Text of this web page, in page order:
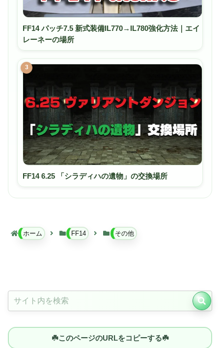
FF14 パッチ7.5 新式装備IL770→IL780強化方法｜エイ
レーネーの場所
3
FF14 6.25 「シラディハの遺物」の交換場所
ホーム FF14 その他
☘️このページのURLをコピーする☘️